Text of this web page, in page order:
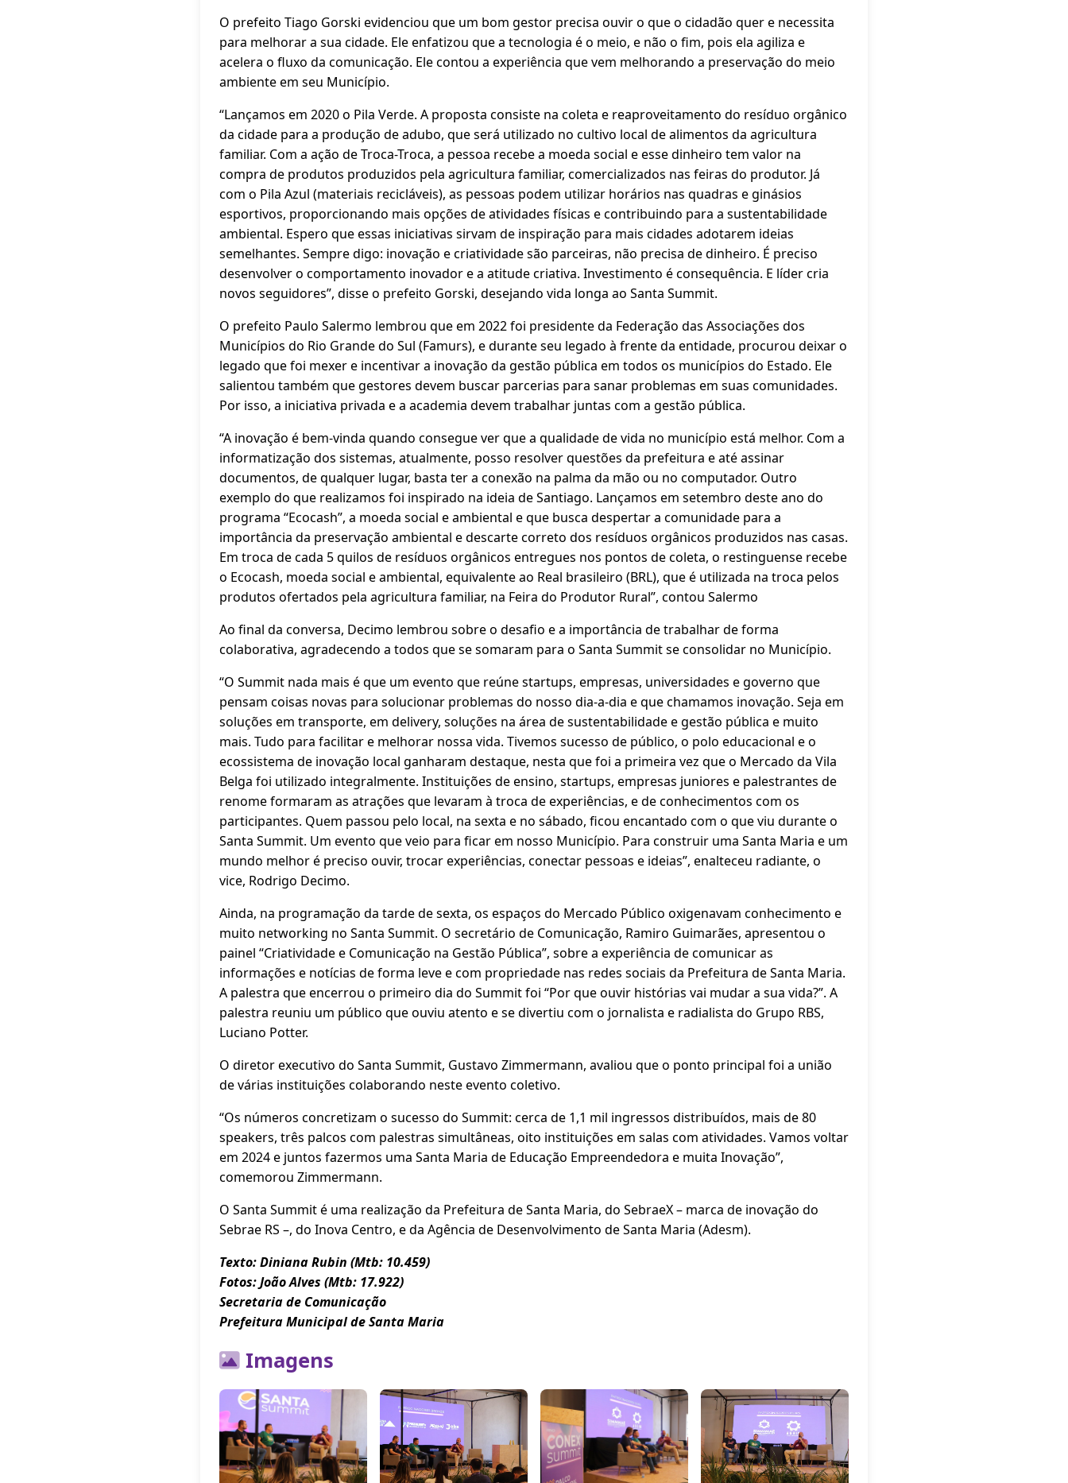
O prefeito Tiago Gorski evidenciou que um bom gestor precisa ouvir o que o cidadão quer e necessita
para melhorar a sua cidade. Ele enfatizou que a tecnologia é o meio, e não o fim, pois ela agiliza e
acelera o fluxo da comunicação. Ele contou a experiência que vem melhorando a preservação do meio
ambiente em seu Município.
“Lançamos em 2020 o Pila Verde. A proposta consiste na coleta e reaproveitamento do resíduo orgânico
da cidade para a produção de adubo, que será utilizado no cultivo local de alimentos da agricultura
familiar. Com a ação de Troca-Troca, a pessoa recebe a moeda social e esse dinheiro tem valor na
compra de produtos produzidos pela agricultura familiar, comercializados nas feiras do produtor. Já
com o Pila Azul (materiais recicláveis), as pessoas podem utilizar horários nas quadras e ginásios
esportivos, proporcionando mais opções de atividades físicas e contribuindo para a sustentabilidade
ambiental. Espero que essas iniciativas sirvam de inspiração para mais cidades adotarem ideias
semelhantes. Sempre digo: inovação e criatividade são parceiras, não precisa de dinheiro. É preciso
desenvolver o comportamento inovador e a atitude criativa. Investimento é consequência. E líder cria
novos seguidores”, disse o prefeito Gorski, desejando vida longa ao Santa Summit.
O prefeito Paulo Salermo lembrou que em 2022 foi presidente da Federação das Associações dos
Municípios do Rio Grande do Sul (Famurs), e durante seu legado à frente da entidade, procurou deixar o
legado que foi mexer e incentivar a inovação da gestão pública em todos os municípios do Estado. Ele
salientou também que gestores devem buscar parcerias para sanar problemas em suas comunidades.
Por isso, a iniciativa privada e a academia devem trabalhar juntas com a gestão pública.
“A inovação é bem-vinda quando consegue ver que a qualidade de vida no município está melhor. Com a
informatização dos sistemas, atualmente, posso resolver questões da prefeitura e até assinar
documentos, de qualquer lugar, basta ter a conexão na palma da mão ou no computador. Outro
exemplo do que realizamos foi inspirado na ideia de Santiago. Lançamos em setembro deste ano do
programa “Ecocash”, a moeda social e ambiental e que busca despertar a comunidade para a
importância da preservação ambiental e descarte correto dos resíduos orgânicos produzidos nas casas.
Em troca de cada 5 quilos de resíduos orgânicos entregues nos pontos de coleta, o restinguense recebe
o Ecocash, moeda social e ambiental, equivalente ao Real brasileiro (BRL), que é utilizada na troca pelos
produtos ofertados pela agricultura familiar, na Feira do Produtor Rural”, contou Salermo
Ao final da conversa, Decimo lembrou sobre o desafio e a importância de trabalhar de forma
colaborativa, agradecendo a todos que se somaram para o Santa Summit se consolidar no Município.
“O Summit nada mais é que um evento que reúne startups, empresas, universidades e governo que
pensam coisas novas para solucionar problemas do nosso dia-a-dia e que chamamos inovação. Seja em
soluções em transporte, em delivery, soluções na área de sustentabilidade e gestão pública e muito
mais. Tudo para facilitar e melhorar nossa vida. Tivemos sucesso de público, o polo educacional e o
ecossistema de inovação local ganharam destaque, nesta que foi a primeira vez que o Mercado da Vila
Belga foi utilizado integralmente. Instituições de ensino, startups, empresas juniores e palestrantes de
renome formaram as atrações que levaram à troca de experiências, e de conhecimentos com os
participantes. Quem passou pelo local, na sexta e no sábado, ficou encantado com o que viu durante o
Santa Summit. Um evento que veio para ficar em nosso Município. Para construir uma Santa Maria e um
mundo melhor é preciso ouvir, trocar experiências, conectar pessoas e ideias”, enalteceu radiante, o
vice, Rodrigo Decimo.
Ainda, na programação da tarde de sexta, os espaços do Mercado Público oxigenavam conhecimento e
muito networking no Santa Summit. O secretário de Comunicação, Ramiro Guimarães, apresentou o
painel “Criatividade e Comunicação na Gestão Pública”, sobre a experiência de comunicar as
informações e notícias de forma leve e com propriedade nas redes sociais da Prefeitura de Santa Maria.
A palestra que encerrou o primeiro dia do Summit foi “Por que ouvir histórias vai mudar a sua vida?”. A
palestra reuniu um público que ouviu atento e se divertiu com o jornalista e radialista do Grupo RBS,
Luciano Potter.
O diretor executivo do Santa Summit, Gustavo Zimmermann, avaliou que o ponto principal foi a união
de várias instituições colaborando neste evento coletivo.
“Os números concretizam o sucesso do Summit: cerca de 1,1 mil ingressos distribuídos, mais de 80
speakers, três palcos com palestras simultâneas, oito instituições em salas com atividades. Vamos voltar
em 2024 e juntos fazermos uma Santa Maria de Educação Empreendedora e muita Inovação”,
comemorou Zimmermann.
O Santa Summit é uma realização da Prefeitura de Santa Maria, do SebraeX – marca de inovação do
Sebrae RS –, do Inova Centro, e da Agência de Desenvolvimento de Santa Maria (Adesm).
Texto: Diniana Rubin (Mtb: 10.459)
Fotos: João Alves (Mtb: 17.922)
Secretaria de Comunicação
Prefeitura Municipal de Santa Maria
Imagens